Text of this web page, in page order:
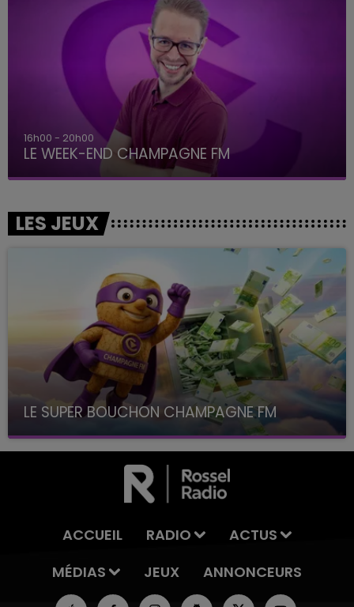
16h00 - 20h00
LE WEEK-END CHAMPAGNE FM
LES JEUX
LE SUPER BOUCHON CHAMPAGNE FM
avec La Famille Champagne FM, à 8H10
ACCUEIL RADIO
ACTUS
MÉDIAS
JEUX ANNONCEURS